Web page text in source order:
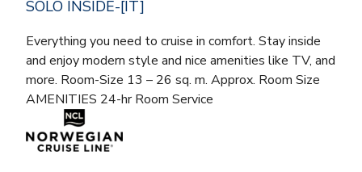
SOLO INSIDE-[IT]
Everything you need to cruise in comfort. Stay inside
and enjoy modern style and nice amenities like TV, and
more. Room-Size 13 – 26 sq. m. Approx. Room Size
AMENITIES 24-hr Room Service